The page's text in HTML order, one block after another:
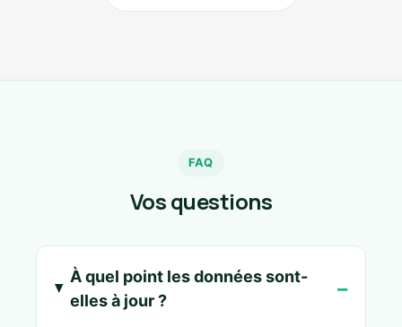
FAQ
Vos questions
À quel point les données sont-
elles à jour ?